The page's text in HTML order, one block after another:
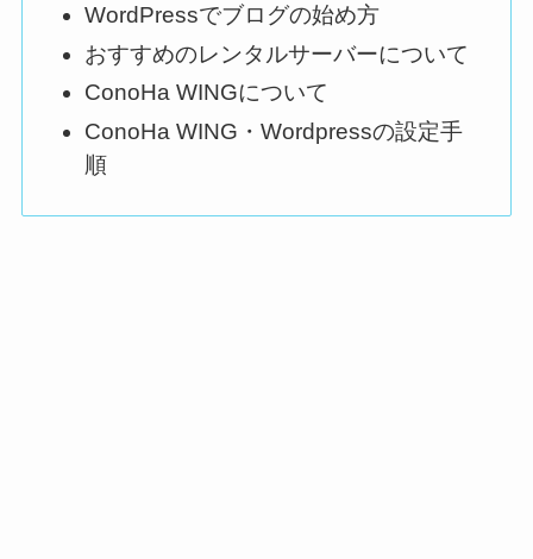
WordPressでブログの始め方
おすすめのレンタルサーバーについて
ConoHa WINGについて
ConoHa WING・Wordpressの設定手
順